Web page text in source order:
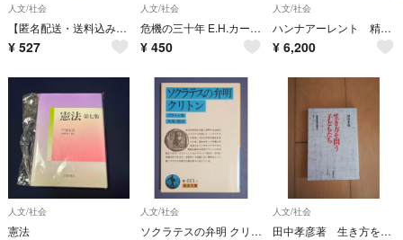
人文/社会
【匿名配送・送料込み】 岩波新書 インドとイギリス 訳あり注意 ゆうパケットポストminiにて発送
¥ 527
人文/社会
危機の三十年 E.H.カー著 岩波文庫
¥ 450
人文/社会
ハンナアーレント 精神の生活 上
¥ 6,200
人文/社会
憲法
人文/社会
ソクラテスの弁明 クリトン / プラトン
人文/社会
田中孝彦著 生き方を問う子どもたち : 教育改革の原点へ